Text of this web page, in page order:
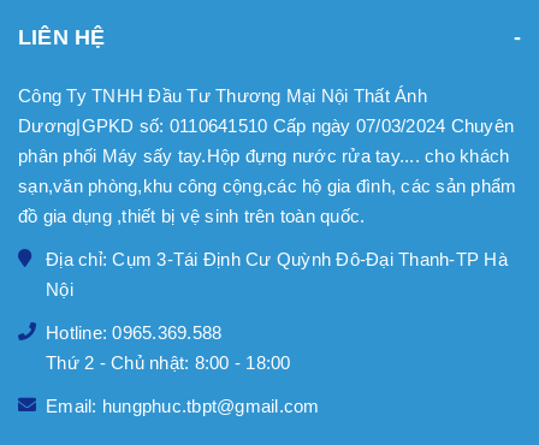
LIÊN HỆ
Công Ty TNHH Đầu Tư Thương Mại Nội Thất Ánh
Dương|GPKD số: 0110641510 Cấp ngày 07/03/2024 Chuyên
phân phối Máy sấy tay.Hộp đựng nước rửa tay.... cho khách
sạn,văn phòng,khu công cộng,các hộ gia đình, các sản phẩm
đồ gia dụng ,thiết bị vệ sinh trên toàn quốc.
Địa chỉ: Cụm 3-Tái Định Cư Quỳnh Đô-Đại Thanh-TP Hà
Nội
Hotline: 0965.369.588
Thứ 2 - Chủ nhật: 8:00 - 18:00
Email: hungphuc.tbpt@gmail.com